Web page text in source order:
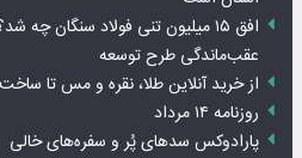
عقب‌ماندگی طرح توسعه
از خرید آنلاین طلا، نقره و مس تا
روزنامه ۱۴ مرداد
پارادوکس سدهای پُر و سفره‌های خالی